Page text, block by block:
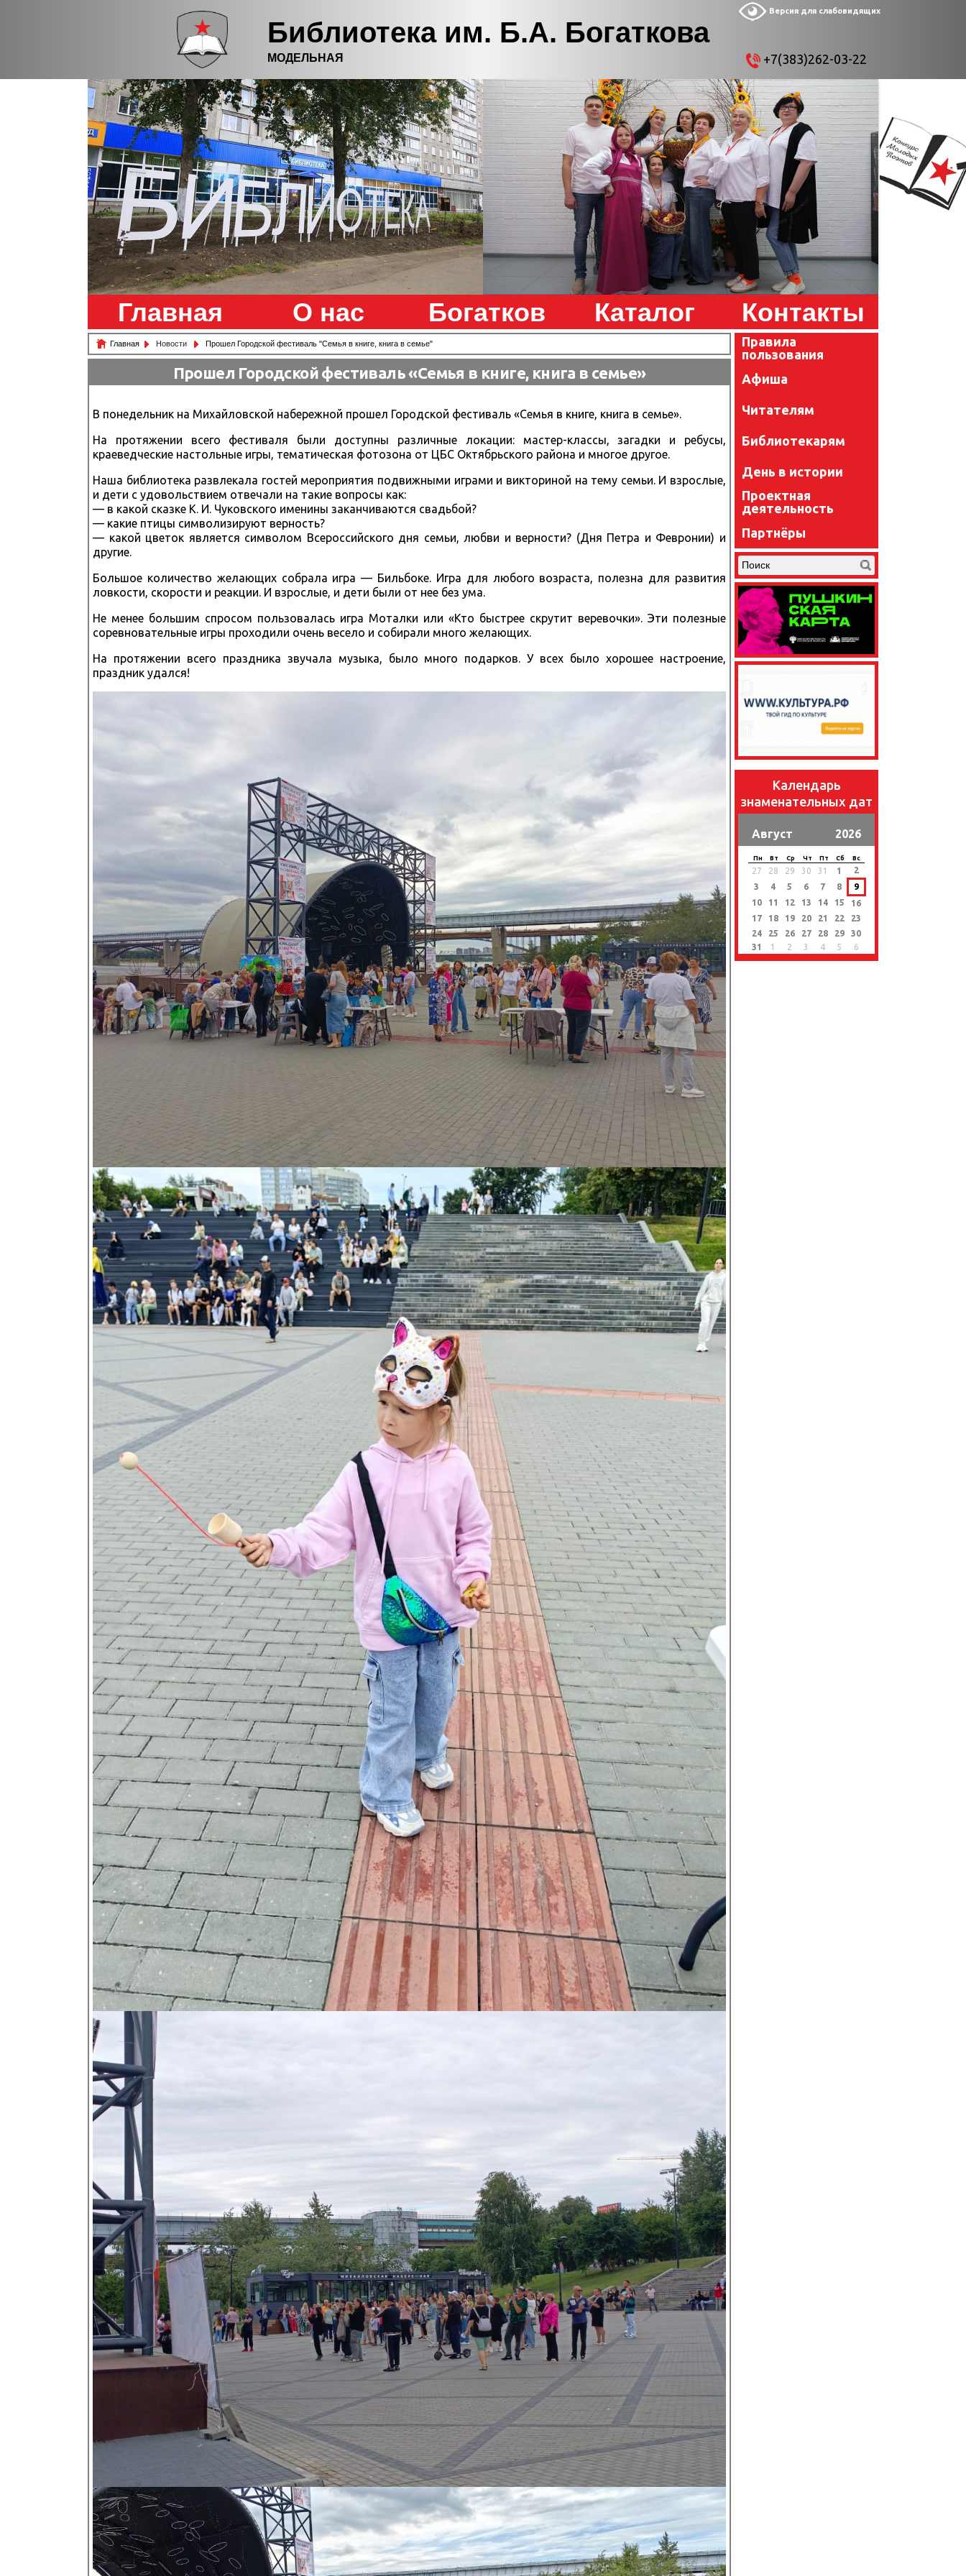
Библиотека им. Б.А. Богаткова
МОДЕЛЬНАЯ
Версия для слабовидящих
+7(383)262-03-22
Главная О нас Богатков Каталог Контакты
Главная Новости Прошел Городской фестиваль "Семья в книге, книга в семье"
Прошел Городской фестиваль «Семья в книге, книга в семье»
В понедельник на Михайловской набережной прошел Городской фестиваль «Семья в книге, книга в семье».
На протяжении всего фестиваля были доступны различные локации: мастер-классы, загадки и ребусы,
краеведческие настольные игры, тематическая фотозона от ЦБС Октябрьского района и многое другое.
Наша библиотека развлекала гостей мероприятия подвижными играми и викториной на тему семьи. И взрослые,
и дети с удовольствием отвечали на такие вопросы как:
— в какой сказке К. И. Чуковского именины заканчиваются свадьбой?
— какие птицы символизируют верность?
— какой цветок является символом Всероссийского дня семьи, любви и верности? (Дня Петра и Февронии) и
другие.
Большое количество желающих собрала игра — Бильбоке. Игра для любого возраста, полезна для развития
ловкости, скорости и реакции. И взрослые, и дети были от нее без ума.
Не менее большим спросом пользовалась игра Моталки или «Кто быстрее скрутит веревочки». Эти полезные
соревновательные игры проходили очень весело и собирали много желающих.
На протяжении всего праздника звучала музыка, было много подарков. У всех было хорошее настроение,
праздник удался!
Правила
пользования
Афиша
Читателям
Библиотекарям
День в истории
Проектная
деятельность
Партнёры
Календарь
знаменательных дат
Август 2026
Пн Вт Ср Чт Пт Сб Вс
27 28 29 30 31 1
2
3
4 5 6 7 8
9
10
11 12 13 14 15
16
17
18 19 20 21 22
23
24
25 26 27 28 29
30
31
1 2 3 4 5 6